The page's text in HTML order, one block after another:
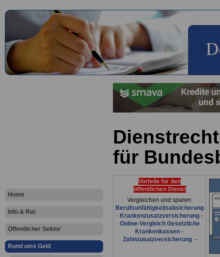
Home
Info & Rat
Öffentlicher Sektor
Rund ums Geld
für
Vorteile für den
öffentlichen Dienst
Vergleichen und sparen:
Berufsunfähigkeitsabsicherung
- Krankenzusatzversicherung -
Online-Vergleich Gesetzliche
Krankenkassen-
Zahnzusatzversicherung-